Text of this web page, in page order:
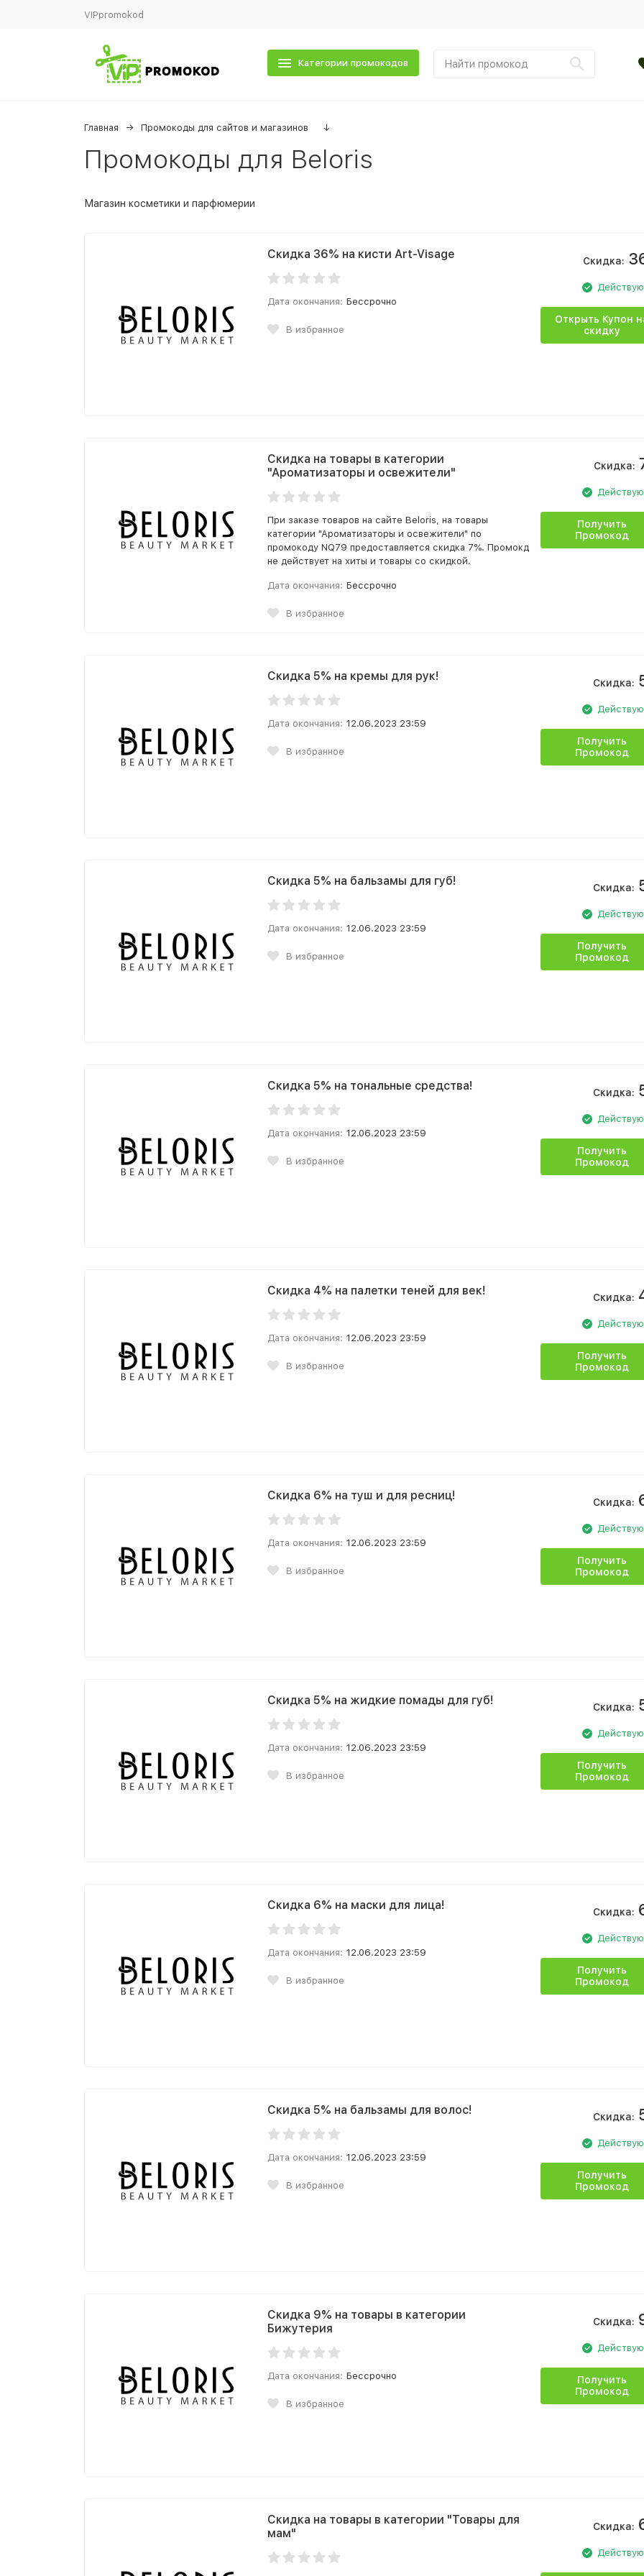
VIPpromokod
Категории промокодов
Главная Промокоды для сайтов и магазинов ↓
Промокоды для Beloris
Магазин косметики и парфюмерии
Скидка 36% на кисти Art-Visage
Дата окончания: Бессрочно
В избранное
Скидка:
Открыть Купон
скидку
Скидка на товары в категории
"Ароматизаторы и освежители"
При заказе товаров на сайте Beloris, на товары
категории "Ароматизаторы и освежители" по
промокоду NQ79 предоставляется скидка 7%. Промокд
не действует на хиты и товары со скидкой.
Дата окончания: Бессрочно
В избранное
Скидка:
Получить
Промокод
Скидка 5% на кремы для рук!
Дата окончания: 12.06.2023 23:59
В избранное
Скидка:
Получить
Промокод
Скидка 5% на бальзамы для губ!
Дата окончания: 12.06.2023 23:59
В избранное
Скидка:
Получить
Промокод
Скидка 5% на тональные средства!
Дата окончания: 12.06.2023 23:59
В избранное
Скидка:
Получить
Промокод
Скидка 4% на палетки теней для век!
Дата окончания: 12.06.2023 23:59
В избранное
Скидка:
Получить
Промокод
Скидка 6% на туш и для ресниц!
Дата окончания: 12.06.2023 23:59
В избранное
Скидка:
Получить
Промокод
Скидка 5% на жидкие помады для губ!
Дата окончания: 12.06.2023 23:59
В избранное
Скидка:
Получить
Промокод
Скидка 6% на маски для лица!
Дата окончания: 12.06.2023 23:59
В избранное
Скидка:
Получить
Промокод
Скидка 5% на бальзамы для волос!
Дата окончания: 12.06.2023 23:59
В избранное
Скидка:
Получить
Промокод
Скидка 9% на товары в категории
Бижутерия
Дата окончания: Бессрочно
В избранное
Скидка:
Получить
Промокод
Скидка на товары в категории "Товары для
мам"
Скидка: